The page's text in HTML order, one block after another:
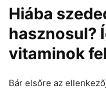
Hiába
hasznosul?
vitaminok
Bár elsőre az